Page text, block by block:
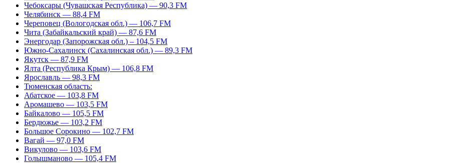
Чебоксары (Чувашская Республика) — 90,3 FM
Челябинск — 88,4 FM
Череповец (Вологодская обл.) — 106,7 FM
Чита (Забайкальский край) — 87,6 FM
Энергодар (Запорожская обл.) – 104,5 FM
Южно-Сахалинск (Сахалинская обл.) — 89,3 FM
Якутск — 87,9 FM
Ялта (Республика Крым) — 106,8 FM
Ярославль — 98,3 FM
Тюменская область:
Абатское — 103,8 FM
Аромашево — 103,5 FM
Байкалово — 105,5 FM
Бердюжье — 103,2 FM
Большое Сорокино — 102,7 FM
Вагай — 97,0 FM
Викулово — 103,6 FM
Голышманово — 105,4 FM